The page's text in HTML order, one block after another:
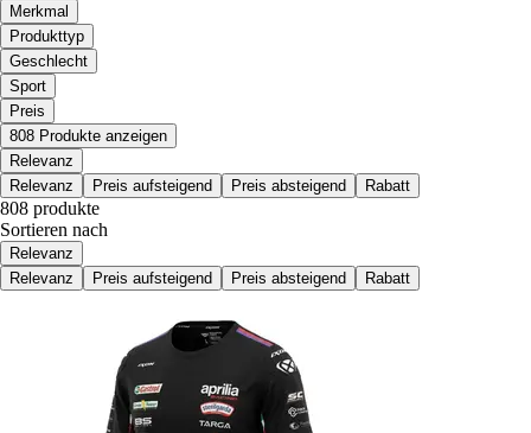
Merkmal
Produkttyp
Geschlecht
Sport
Preis
808 Produkte anzeigen
Relevanz
Relevanz
Preis aufsteigend Preis absteigend Rabatt
808 produkte
Sortieren nach
Relevanz
Relevanz
Preis aufsteigend Preis absteigend Rabatt